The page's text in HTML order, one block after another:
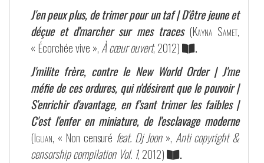
J'en peux plus, de trimer pour un taf | D'être jeune et
déçue et d'marcher sur mes traces (Kayna Samet,
« Écorchée vive », À cœur ouvert, 2012)
.
J'milite frère, contre le New World Order | J'me
méfie de ces ordures, qui n'désirent que le pouvoir |
S'enrichir d'avantage, en f'sant trimer les faibles |
C'est l'enfer en miniature, de l'esclavage moderne
(Iguan, « Non censuré feat. Dj Joon», Anti copyright &
censorship compilation Vol. 1, 2012)
.